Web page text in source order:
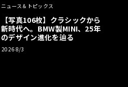
ニュース＆トピックス
【写真106枚】クラシックから
新時代へ。BMW製MINI、25年
のデザイン進化を辿る
2026 8/3